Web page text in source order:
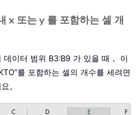
x 또는 y 를 포함하는 셀 개
데이터 범위 B3:B9 가 있을 때， 이
를 포함하는 셀의 개수를 세려면
。